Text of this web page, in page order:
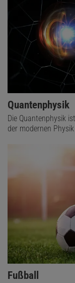
Quantenphysik
Die Quantenphysik
der modernen
Fußball